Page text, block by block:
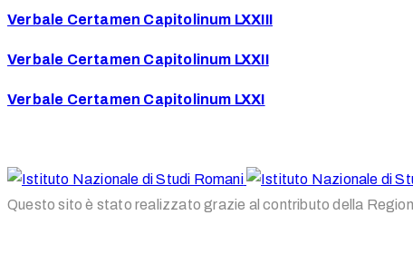
Verbale Certamen Capitolinum LXXIII
Verbale Certamen Capitolinum LXXII
Verbale Certamen Capitolinum LXXI
Questo sito è stato realizzato grazie al contributo della